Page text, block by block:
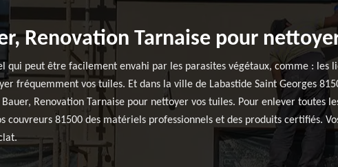
Renovation Tarnaise pour
qui peut être facilement envahi par les parasites végétaux, comme : les
fréquemment vos tuiles. Et dans la ville de Labastide Saint Georges
Renovation Tarnaise pour nettoyer vos tuiles. Pour enlever toutes
couvreurs 81500 des matériels professionnels et des produits certifiés.